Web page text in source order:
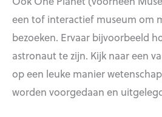
een tof interactief museum om
bezoeken. Ervaar bijvoorbeeld
astronaut te zijn. Kijk naar een
op een leuke manier
worden voorgedaan en